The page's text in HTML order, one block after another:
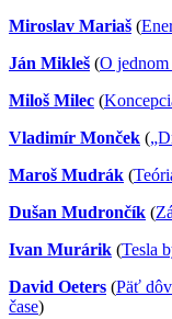
Miroslav Mariaš (
Ján Mikleš (O jednom
Miloš Milec (
Vladimír Monček (
Maroš Mudrák (
Dušan Mudrončík (
Ivan Murárik (Tesla
David Oeters (Päť
čase)